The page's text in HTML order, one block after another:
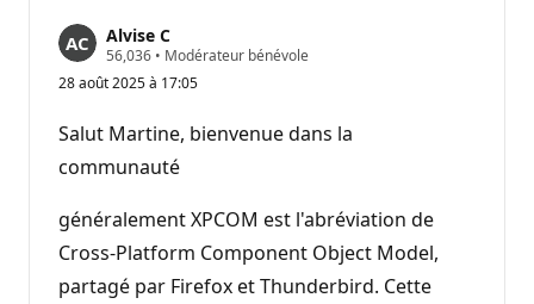
Alvise C
56,036 P
i
t
s
d
e
é
p
u
a
• Modérateur bénévole
28 août 2025 à 17:05
Salut Martine, bienvenue dans la
communauté
généralement XPCOM est l'abréviation de
Cross-Platform Component Object Model,
partagé par Firefox et Thunderbird. Cette